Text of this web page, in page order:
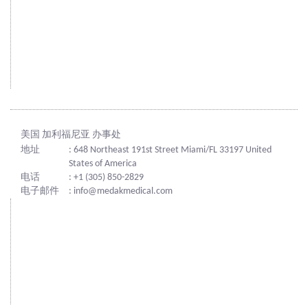
美国 加利福尼亚 办事处
地址
: 648 Northeast 191st Street Miami/FL 33197 United
States of America
电话
: +1 (305) 850-2829
电子邮件
: info@medakmedical.com